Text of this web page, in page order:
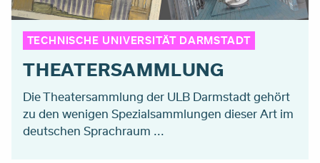
TECHNISCHE UNIVERSITÄT DARMSTADT
THEATERSAMMLUNG
Die Theatersammlung der ULB Darmstadt gehört
zu den wenigen Spezialsammlungen dieser Art im
deutschen Sprachraum ...